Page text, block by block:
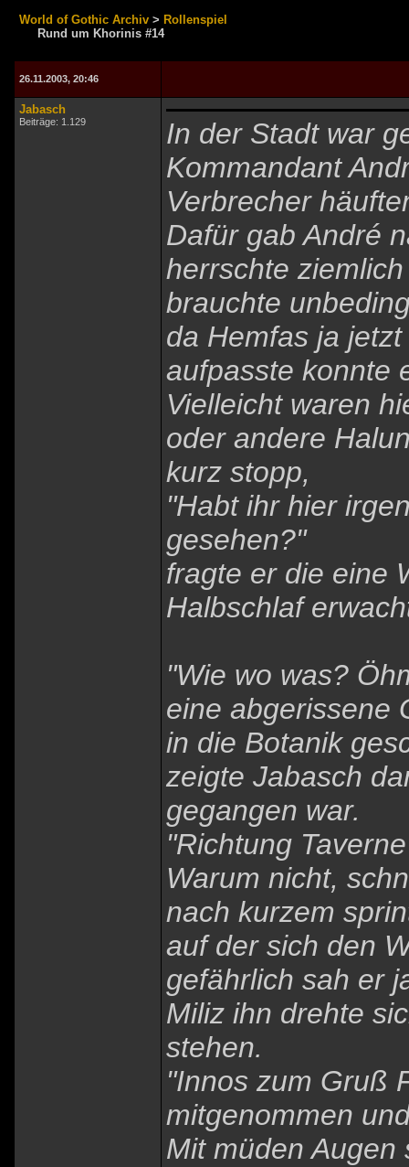
World of Gothic Archiv > Rollenspiel
Rund um Khorinis #14
26.11.2003, 20:46
Jabasch
Beiträge: 1.129
In der Stadt war
Kommandant
Verbrecher
Dafür gab André
herrschte
brauchte
da Hemfas ja
aufpasste konnte
Vielleicht waren
oder andere
kurz stopp,
"Habt ihr hier
gesehen?"
fragte er die eine
Halbschlaf
"Wie wo was?
eine abgerissene
in die Botanik
zeigte Jabasch
gegangen war.
"Richtung
Warum nicht,
nach kurzem
auf der sich den
gefährlich sah er
Miliz ihn drehte
stehen.
"Innos zum Gruß
mitgenommen
Mit müden Augen